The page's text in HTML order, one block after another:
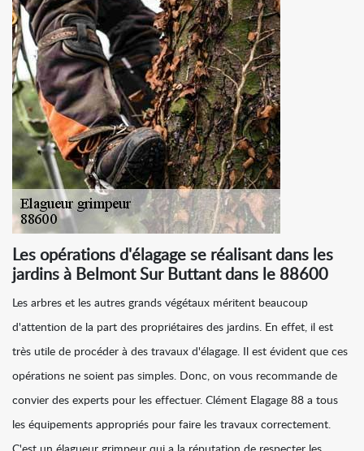
Les opérations d'élagage se réalisant dans les
jardins à Belmont Sur Buttant dans le 88600
Les arbres et les autres grands végétaux méritent beaucoup
d'attention de la part des propriétaires des jardins. En effet, il est
très utile de procéder à des travaux d'élagage. Il est évident que ces
opérations ne soient pas simples. Donc, on vous recommande de
convier des experts pour les effectuer. Clément Elagage 88 a tous
les équipements appropriés pour faire les travaux correctement.